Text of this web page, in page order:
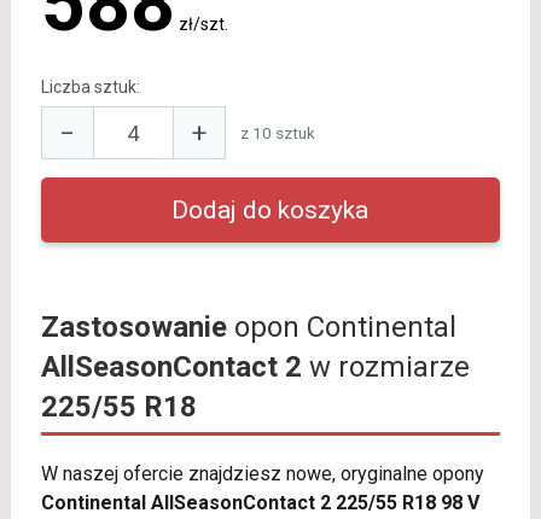
zł/szt.
Liczba sztuk:
− + z 10 sztuk
Zastosowanieopon Continental
AllSeasonContact 2 w rozmiarze
225/55 R18
W naszej ofercie znajdziesz nowe, oryginalne opony
Continental AllSeasonContact 2 225/55 R18 98 V